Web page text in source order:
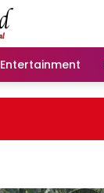
Entertainment